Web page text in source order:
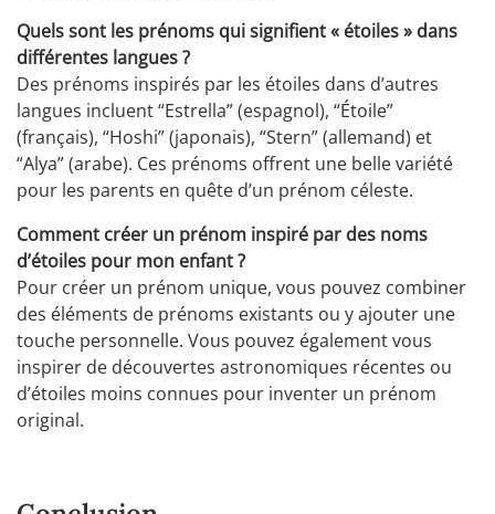
Quels sont les prénoms qui signifient « étoiles » dans
différentes langues ?
Des prénoms inspirés par les étoiles dans d’autres
langues incluent “Estrella” (espagnol), “Étoile”
(français), “Hoshi” (japonais), “Stern” (allemand) et
“Alya” (arabe). Ces prénoms offrent une belle variété
pour les parents en quête d’un prénom céleste.
Comment créer un prénom inspiré par des noms
d’étoiles pour mon enfant ?
Pour créer un prénom unique, vous pouvez combiner
des éléments de prénoms existants ou y ajouter une
touche personnelle. Vous pouvez également vous
inspirer de découvertes astronomiques récentes ou
d’étoiles moins connues pour inventer un prénom
original.